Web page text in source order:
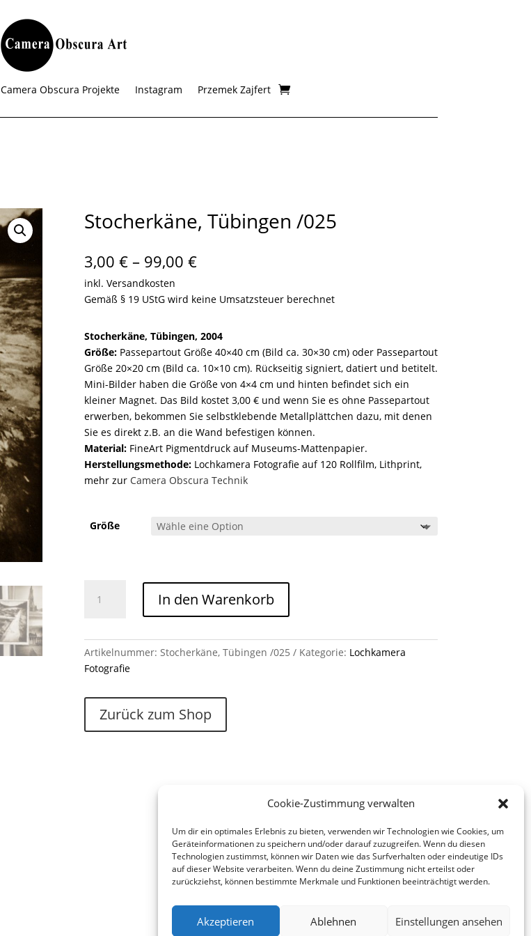
Cookie-Zustimmung verwalten
Um dir ein optimales Erlebnis zu bieten, verwenden wir Technologien wie Cookies, um
Geräteinformationen zu speichern und/oder darauf zuzugreifen. Wenn du diesen
Technologien zustimmst, können wir Daten wie das Surfverhalten oder eindeutige IDs
auf dieser Website verarbeiten. Wenn du deine Zustimmung nicht erteilst oder
zurückziehst, können bestimmte Merkmale und Funktionen beeinträchtigt werden.
Akzeptieren Ablehnen Einstellungen ansehen
Camera Obscura Projekte Instagram Przemek Zajfert
Stocherkäne, Tübingen /025
3,00 € – 99,00 €Preisspanne:
bis
99,00 €
inkl. Versandkosten
Gemäß § 19 UStG wird keine Umsatzsteuer berechnet
Stocherkäne, Tübingen, 2004
Größe:Passepartout Größe 40×40 cm (Bild ca. 30×30 cm) oder Passepartout
Größe 20×20 cm (Bild ca. 10×10 cm). Rückseitig signiert, datiert und betitelt.
Mini-Bilder haben die Größe von 4×4 cm und hinten befindet sich ein
kleiner Magnet. Das Bild kostet 3,00 € und wenn Sie es ohne Passepartout
erwerben, bekommen Sie selbstklebende Metallplättchen dazu, mit denen
Sie es direkt z.B. an die Wand befestigen können.
Material:FineArt Pigmentdruck auf Museums-Mattenpapier.
Herstellungsmethode:Lochkamera Fotografie auf 120 Rollfilm, Lithprint,
mehr zur Camera Obscura Technik
Größe
In den Warenkorb
Artikelnummer: Stocherkäne, Tübingen /025 Kategorie: Lochkamera
Fotografie
Zurück zum Shop